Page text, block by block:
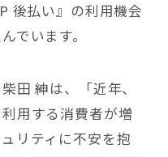
後払い』の利用機会
でいます。
田 紳は、「近年、
用する消費者が増
リティに不安を抱